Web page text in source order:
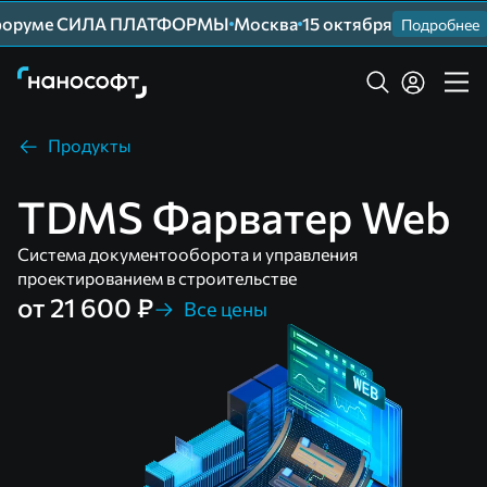
СИЛА ПЛАТФОРМЫ Москва 15 октября Подробнее
Продукты
TDMS Фарватер Web
Система документооборота и управления
проектированием в строительстве
от 21 600 ₽ Все цены